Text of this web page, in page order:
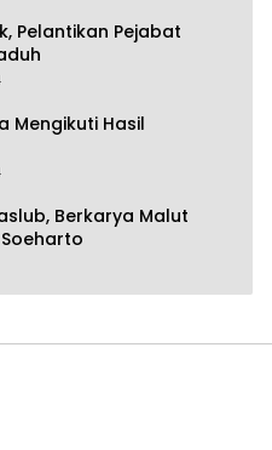
Pelantikan Pejabat
Mengikuti Hasil
Berkarya Malut